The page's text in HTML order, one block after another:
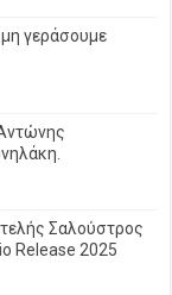
γεράσουμε
Σαλούστρος
Release 2025